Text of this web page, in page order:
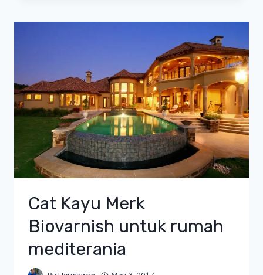
Cat Kayu Merk
Biovarnish untuk rumah
mediterania